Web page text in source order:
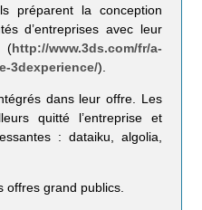
préparent la conception
d’entreprises avec leur
(http://www.3ds.com/fr/a-
3dexperience/).
dans leur offre. Les
quitté l’entreprise et
: dataiku, algolia,
offres grand publics.